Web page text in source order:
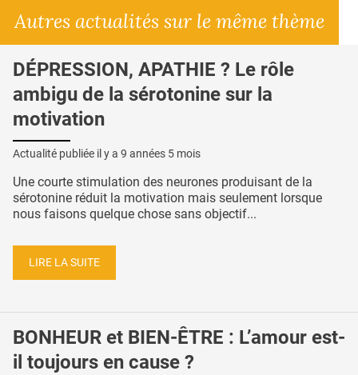
Autres actualités sur le même thème
DÉPRESSION, APATHIE ? Le rôle
ambigu de la sérotonine sur la
motivation
Actualité publiée il y a 9 années 5 mois
Une courte stimulation des neurones produisant de la
sérotonine réduit la motivation mais seulement lorsque
nous faisons quelque chose sans objectif...
LIRE LA SUITE
BONHEUR et BIEN-ÊTRE : L’amour est-
il toujours en cause ?